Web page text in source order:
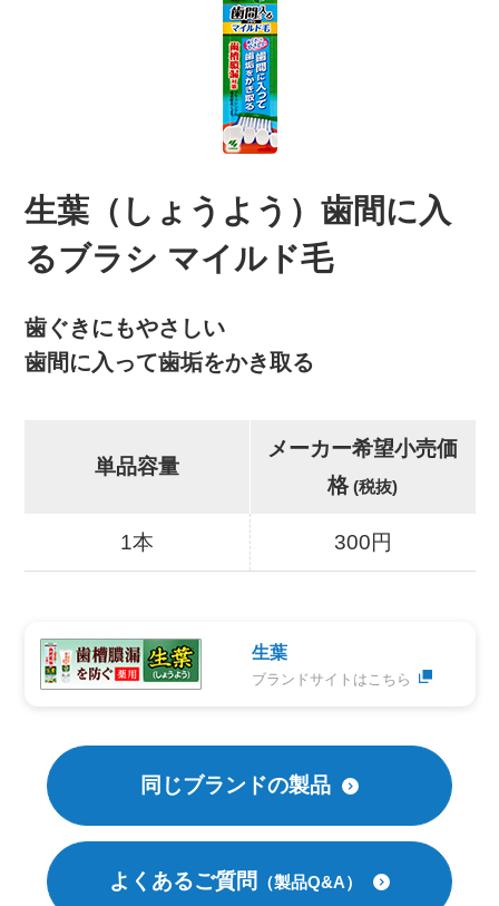
生葉（しょうよう）歯間に入
るブラシ マイルド毛
歯ぐきにもやさしい
歯間に入って歯垢をかき取る
単品容量
メーカー希望小売価
格(税抜)
1本 300円
生葉
ブランドサイトはこちら
同じブランドの製品
よくあるご質問 （製品Q&A）